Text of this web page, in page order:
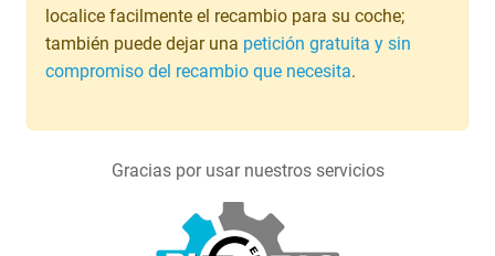
localice facilmente el recambio para su coche;
también puede dejar una petición gratuita y sin
compromiso del recambio que necesita.
Gracias por usar nuestros servicios